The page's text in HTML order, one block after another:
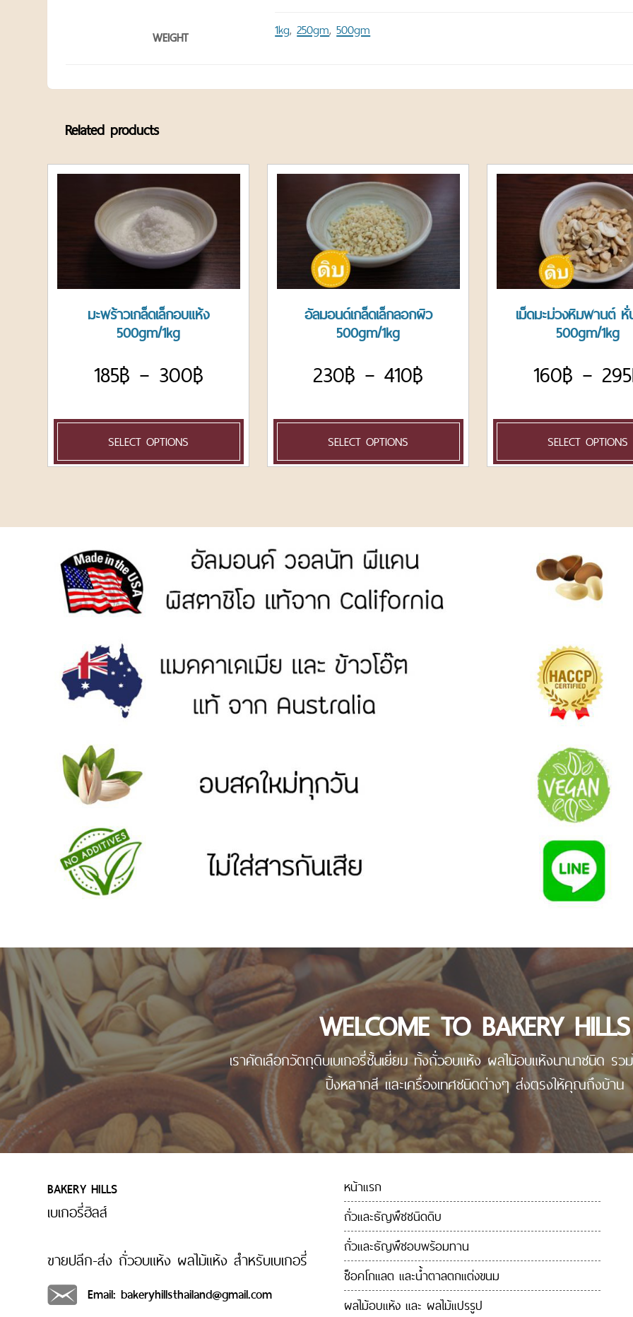
WEIGHT 1kg,250gm,500gm
Related products
มะพร้าวเกล็ดเล็กอบแห้ง
500gm/1kg
185฿ – 300฿
SELECT OPTIONS
อัลมอนด์เกล็ดเล็กลอกผิว
500gm/1kg
230฿ –410฿
SELECT OPTIONS
เม็ดมะม่วงหิมพานต์
500gm/1kg
160฿ –295
SELECT OPTIONS
WELCOME TO BAKERY HILLS
เราคัดเลือกวัตถุดิบเบเกอรี่ชั้นเยี่ยม ทั้งถั่วอบแห้ง ผลไม้อบแห้งนานาชนิด รว
ปิ้งหลากสี และเครื่องเทศชนิดต่างๆ ส่งตรงให้คุณถึงบ้าน
BAKERY HILLS
เบเกอรี่ฮิลส์
ขายปลีก-ส่ง ถั่วอบแห้ง ผลไม้แห้ง สำหรับเบเกอรี่
Email: bakeryhillsthailand@gmail.com
หน้าแรก
ถั่วและธัญพืชชนิดดิบ
ถั่วและธัญพืชอบพร้อมทาน
ช็อคโกแลต และน้ำตาลตกแต่งขนม
ผลไม้อบแห้ง และ ผลไม้แปรรูป